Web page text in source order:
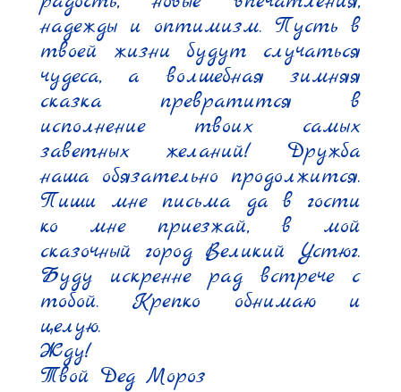
надежды и оптимизм. Пусть в
твоей жизни будут случаться
чудеса, а волшебная зимняя
сказка превратится в
исполнение твоих самых
заветных желаний! Дружба
наша обязательно продолжится.
Пиши мне письма да в гости
ко мне приезжай, в мой
сказочный город Великий Устюг.
Буду искренне рад встрече с
тобой. Крепко обнимаю и
целую.
Жду!
Твой Дед Мороз